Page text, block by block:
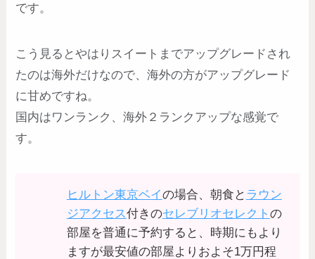
です。
こう見るとやはりスイートまでアップグレードされ
たのは海外だけなので、海外の方がアップグレード
に甘めですね。
国内はワンランク、海外２ランクアップな感覚で
す。
ヒルトン東京ベイの場合、朝食と ラウン
ジアクセス付きのセレブリオセレクト の
部屋を普通に予約すると、時期にもより
ますが最安値の部屋よりおよそ1万円程